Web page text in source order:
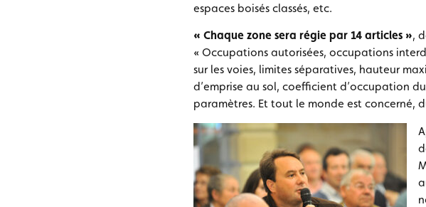
espaces boisés classés, etc.
« Chaque zone sera régie par 14 articles »,
« Occupations autorisées, occupations
sur les voies, limites séparatives, hauteur
d’emprise au sol, coefficient d’occupation
paramètres. Et tout le monde est concerné,